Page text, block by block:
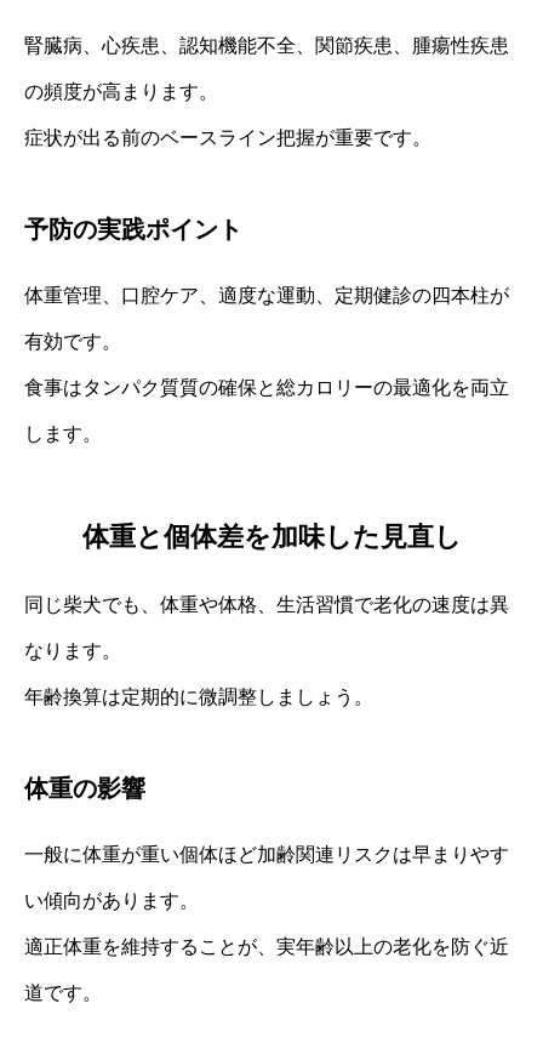
腎臓病、心疾患、認知機能不全、関節疾患、腫瘍性疾患
の頻度が高まります。
症状が出る前のベースライン把握が重要です。
予防の実践ポイント
体重管理、口腔ケア、適度な運動、定期健診の四本柱が
有効です。
食事はタンパク質質の確保と総カロリーの最適化を両立
します。
体重と個体差を加味した見直し
同じ柴犬でも、体重や体格、生活習慣で老化の速度は異
なります。
年齢換算は定期的に微調整しましょう。
体重の影響
一般に体重が重い個体ほど加齢関連リスクは早まりやす
い傾向があります。
適正体重を維持することが、実年齢以上の老化を防ぐ近
道です。